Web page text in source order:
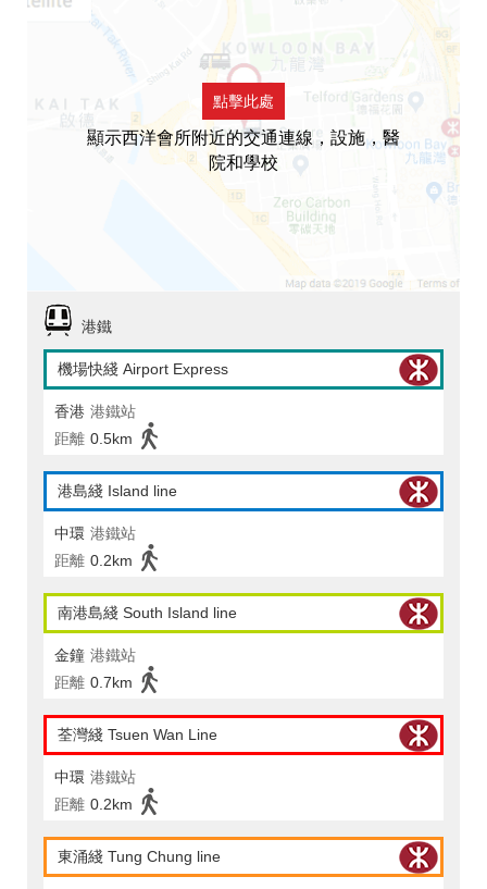
點擊此處
顯示西洋會所附近的交通連線，設施，醫
院和學校
港鐵
機場快綫 Airport Express
香港 港鐵站
距離 0.5km
港島綫 Island line
中環 港鐵站
距離 0.2km
南港島綫 South Island line
金鐘 港鐵站
距離 0.7km
荃灣綫 Tsuen Wan Line
中環 港鐵站
距離 0.2km
東涌綫 Tung Chung line